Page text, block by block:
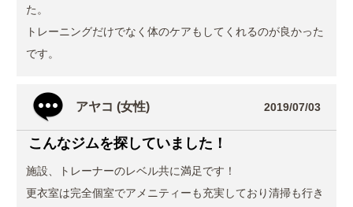
た。
トレーニングだけでなく体のケアもしてくれるのが良かった
です。
アヤコ (女性) 2019/07/03
こんなジムを探していました！
施設、トレーナーのレベル共に満足です！
更衣室は完全個室でアメニティーも充実しており清掃も行き